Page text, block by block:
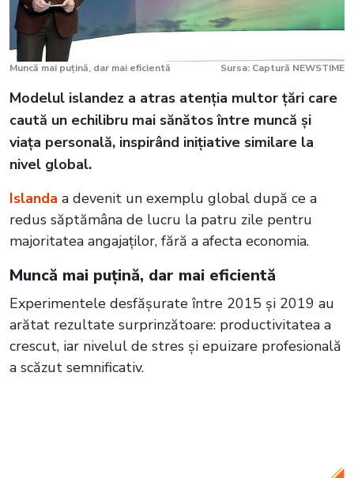
Muncă mai puțină, dar mai eficientă Sursa: Captură NEWSTIME
Modelul islandez a atras atenția multor țări care
caută un echilibru mai sănătos între muncă și
viața personală, inspirând inițiative similare la
nivel global.
Islanda a devenit un exemplu global după ce a
redus săptămâna de lucru la patru zile pentru
majoritatea angajaților, fără a afecta economia.
Muncă mai puțină, dar mai eficientă
Experimentele desfășurate între 2015 și 2019 au
arătat rezultate surprinzătoare: productivitatea a
crescut, iar nivelul de stres și epuizare profesională
a scăzut semnificativ.